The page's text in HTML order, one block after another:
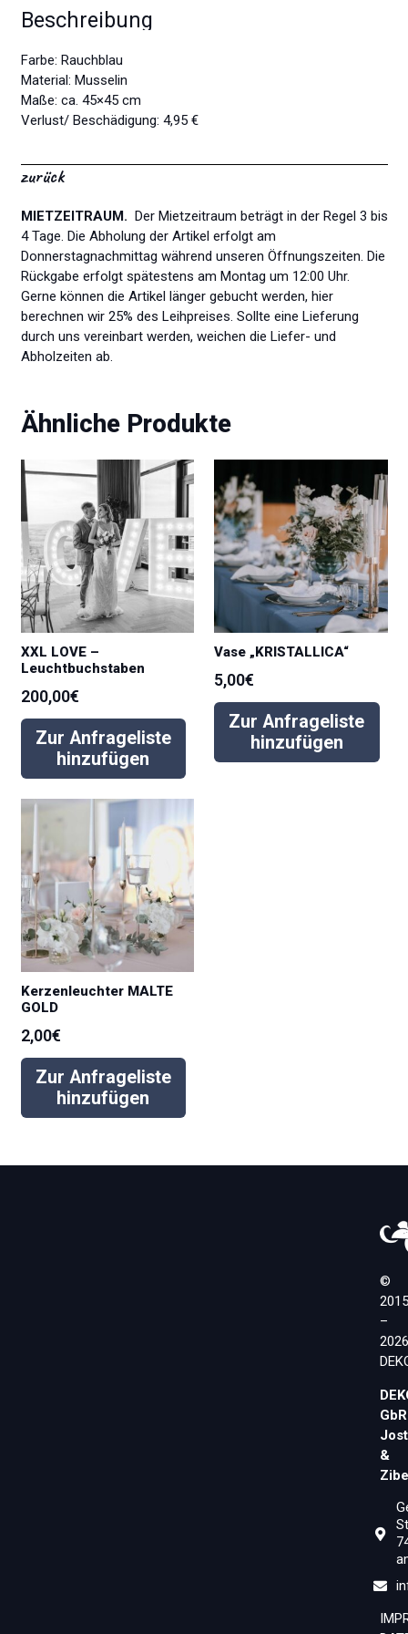
Beschreibung
Farbe: Rauchblau
Material: Musselin
Maße: ca. 45×45 cm
Verlust/ Beschädigung: 4,95 €
zurück
MIETZEITRAUM. Der Mietzeitraum beträgt in der Regel 3 bis
4 Tage. Die Abholung der Artikel erfolgt am
Donnerstagnachmittag während unseren Öffnungszeiten. Die
Rückgabe erfolgt spätestens am Montag um 12:00 Uhr.
Gerne können die Artikel länger gebucht werden, hier
berechnen wir 25% des Leihpreises. Sollte eine Lieferung
durch uns vereinbart werden, weichen die Liefer- und
Abholzeiten ab.
Ähnliche Produkte
XXL LOVE –
Leuchtbuchstaben
200,00€
Zur Anfrageliste
hinzufügen
Vase „KRISTALLICA“
5,00€
Zur Anfrageliste
hinzufügen
Kerzenleuchter MALTE
GOLD
2,00€
Zur Anfrageliste
hinzufügen
©
2015
–
2026
GbR
Jost
&